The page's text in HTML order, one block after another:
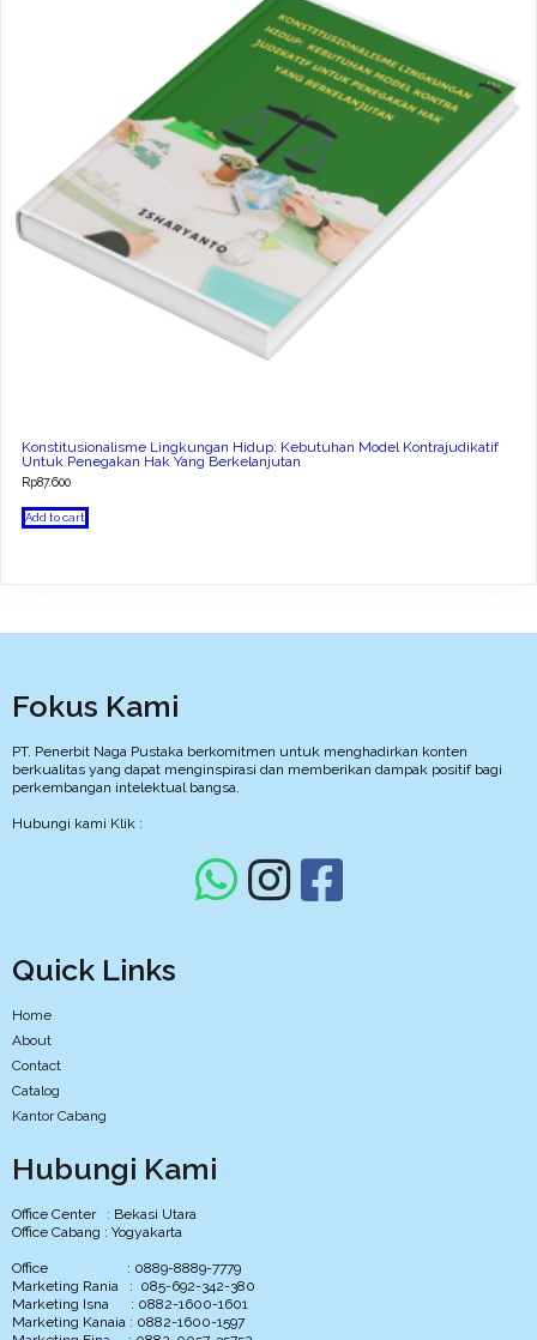
Konstitusionalisme Lingkungan Hidup: Kebutuhan Model Kontrajudikatif
Untuk Penegakan Hak Yang Berkelanjutan
Rp87.600
Add to cart
Fokus Kami
PT. Penerbit Naga Pustaka berkomitmen untuk menghadirkan konten
berkualitas yang dapat menginspirasi dan memberikan dampak positif bagi
perkembangan intelektual bangsa.
Hubungi kami Klik :
Quick Links
Home
About
Contact
Catalog
Kantor Cabang
Hubungi Kami
Office Center : Bekasi Utara
Office Cabang : Yogyakarta
Office : 0889-8889-7779
Marketing Rania : 085-692-342-380
Marketing Isna : 0882-1600-1601
Marketing Kanaia : 0882-1600-1597